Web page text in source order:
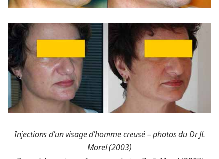
Injections d’un visage d’homme creusé – photos du Dr JL
Morel (2003)